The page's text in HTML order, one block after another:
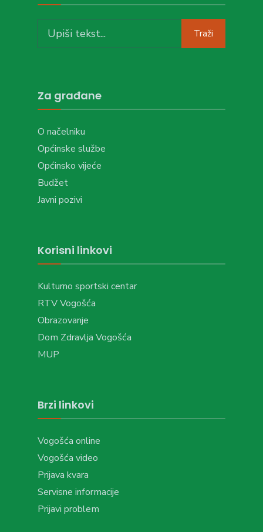
for:
Traži
Za građane
O načelniku
Općinske službe
Općinsko vijeće
Budžet
Javni pozivi
Korisni linkovi
Kulturno sportski centar
RTV Vogošća
Obrazovanje
Dom Zdravlja Vogošća
MUP
Brzi linkovi
Vogošća online
Vogošća video
Prijava kvara
Servisne informacije
Prijavi problem